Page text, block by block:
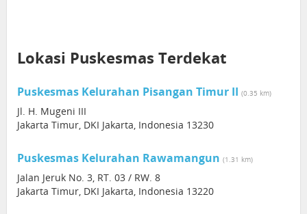
Lokasi Puskesmas Terdekat
Puskesmas Kelurahan Pisangan Timur II (0.35 km)
Jl. H. Mugeni III
Jakarta Timur, DKI Jakarta, Indonesia 13230
Puskesmas Kelurahan Rawamangun (1.31 km)
Jalan Jeruk No. 3, RT. 03 / RW. 8
Jakarta Timur, DKI Jakarta, Indonesia 13220